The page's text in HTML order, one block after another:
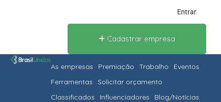
Entrar
Cadastrar empresa
As empresas Premiação Trabalho
Eventos
Ferramentas
Solicitar orçamento
Classificados
Influenciadores Blog/Notícias